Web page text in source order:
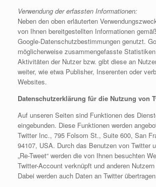
Verwendung der erfassten Informationen:
Neben den oben erläuterten
von Ihnen bereitgestellten Informationen
Google-Datenschutzbestimmungen genutzt.
möglicherweise zusammengefasste
Aktivitäten der Nutzer bzw. gibt diese an
weiter, wie etwa Publisher, Inserenten oder
Websites.
Datenschutzerklärung für die Nutzung von
Auf unseren Seiten sind Funktionen des
eingebunden. Diese Funktionen werden
Twitter Inc., 795 Folsom St., Suite 600, San
94107, USA. Durch das Benutzen von Twitter
„Re-Tweet“ werden die von Ihnen besuchten
Twitter-Account verknüpft und anderen
Dabei werden auch Daten an Twitter